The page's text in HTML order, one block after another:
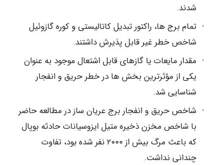
شدند.
تمام برج ها، راکتور تبدیل کاتالیستی و کوره گازوئیل
شاخص خطر غیر قابل پذیرش داشتند.
مقدار مایعات یا گازهای قابل اشتعال موجود به عنوان
یکی از مؤثرترین بخش ها در خطر حریق و انفجار
شناسایی شد.
شاخص حریق و انفجار برج عریان ساز در مطالعه حاضر
با شاخص مخزن ذخیره متیل ایزوسیانات حادثه بوپال
که باعث مرگ بیش از ۲۰۰۰ نفر شده بود، تفاوت
چندانی نداشت.